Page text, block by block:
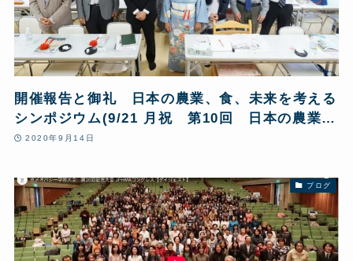
開催報告と御礼 日本の農業、食、未来を考える
シンポジウム(9/21 月祝 第10回 日本の農業と
食を考えるシンポジウム)
2020年9月14日
ブログ